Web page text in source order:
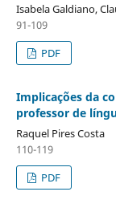
Isabela Galdiano,
91-109
PDF
Implicações da
professor de
Raquel Pires Costa
110-119
PDF